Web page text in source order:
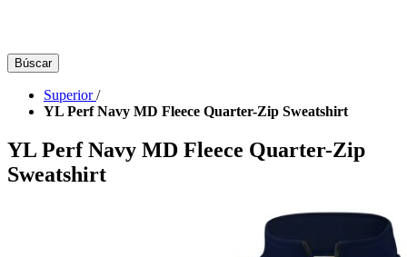
Búscar
Superior /
YL Perf Navy MD Fleece Quarter-Zip Sweatshirt
YL Perf Navy MD Fleece Quarter-Zip
Sweatshirt